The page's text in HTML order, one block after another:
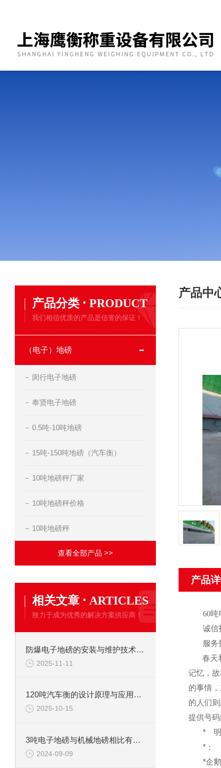
产品分类 · PRODUCT
我们相信优质的产品是信誉的保证！
（电子）地磅
闵行电子地磅
奉贤电子地磅
0.5吨-10吨地磅
15吨-150吨地磅（汽车衡）
10吨地磅秤厂家
10吨地磅秤价格
10吨地磅秤
查看全部产品 >>
相关文章 · ARTICLES
致力于成为优秀的解决方案供应商！
防爆电子地磅的安装与维护技术要点
2025-11-11
120吨汽车衡的设计原理与应用领域
2025-10-15
3吨电子地磅与机械地磅相比有哪些优势？
2024-09-09
产品中
产品
60吨
诚信
服务
春天
记忆，
的事情
的人们
提供号
*
*：
*企